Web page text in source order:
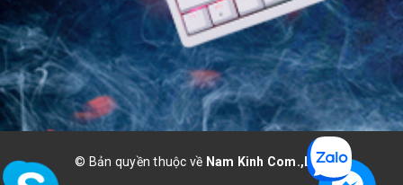
© Bản quyền thuộc về Nam Kinh Com.,LTD